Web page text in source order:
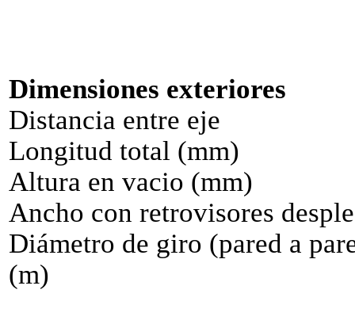
Dimensiones exteriores
Distancia entre eje
Longitud total (mm)
Altura en vacio (mm)
Ancho con retrovisores
Diámetro de giro (pared a
(m)